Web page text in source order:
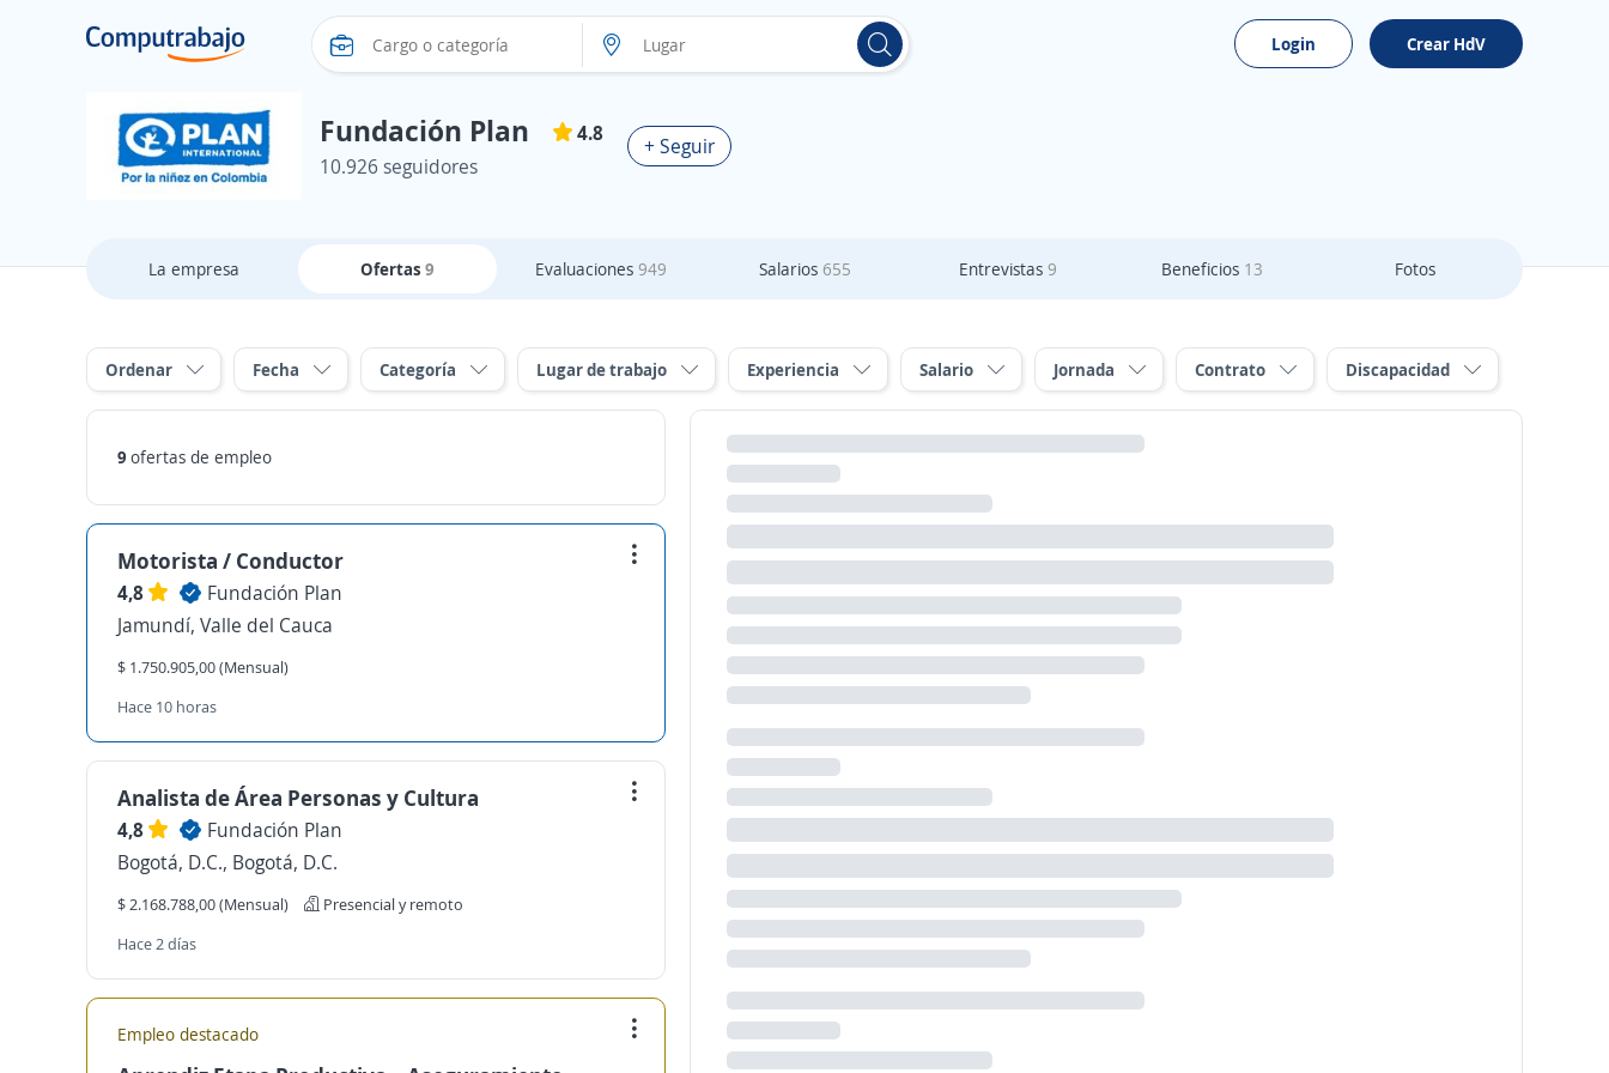
Login Crear HdV
Fundación Plan
4.8
10.926 seguidores
+ Seguir
La empresa Ofertas 9 Evaluaciones 949 Salarios 655 Entrevistas 9 Beneficios 13 Fotos
Ordenar Fecha Categoría Lugar de trabajo Experiencia Salario Jornada Contrato Discapacidad
9 ofertas de empleo
Motorista / Conductor
4,8
Fundación Plan
Jamundí, Valle del Cauca
$ 1.750.905,00 (Mensual)
Hace 10 horas
Analista de Área Personas y Cultura
4,8
Fundación Plan
Bogotá, D.C., Bogotá, D.C.
$ 2.168.788,00 (Mensual)
Presencial y remoto
Hace 2 días
Empleo destacado